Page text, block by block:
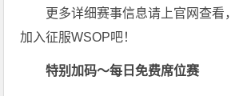
更多详细赛事信息请上官网查看
加入征服WSOP吧！
特别加码～每日免费席位赛